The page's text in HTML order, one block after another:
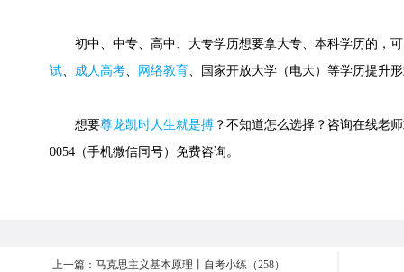
初中、中专、高中、大专学历想要拿大专、本科学历的，可
试、 成人高考、 网络教育、国家开放大学（电大）等学历提升
想要尊龙凯时人生就是搏 ？不知道怎么选择？咨询在线老
0054（手机微信同号）免费咨询。
上一篇：马克思主义基本原理丨自考小练（258）